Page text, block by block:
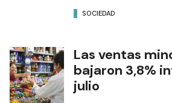
SOCIEDAD
Las ventas
bajaron 3,8%
julio